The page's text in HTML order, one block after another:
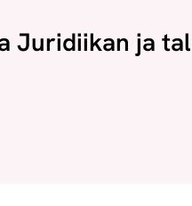
Juridiikan ja